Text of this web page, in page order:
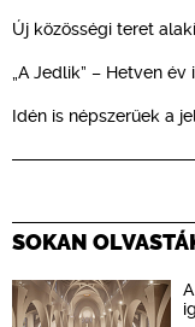
Új közösségi teret
„A Jedlik” – Hetven
Idén is népszerűek a
SOKAN